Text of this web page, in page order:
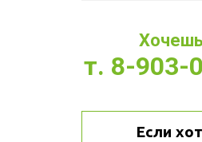
т. 8-903-
Если